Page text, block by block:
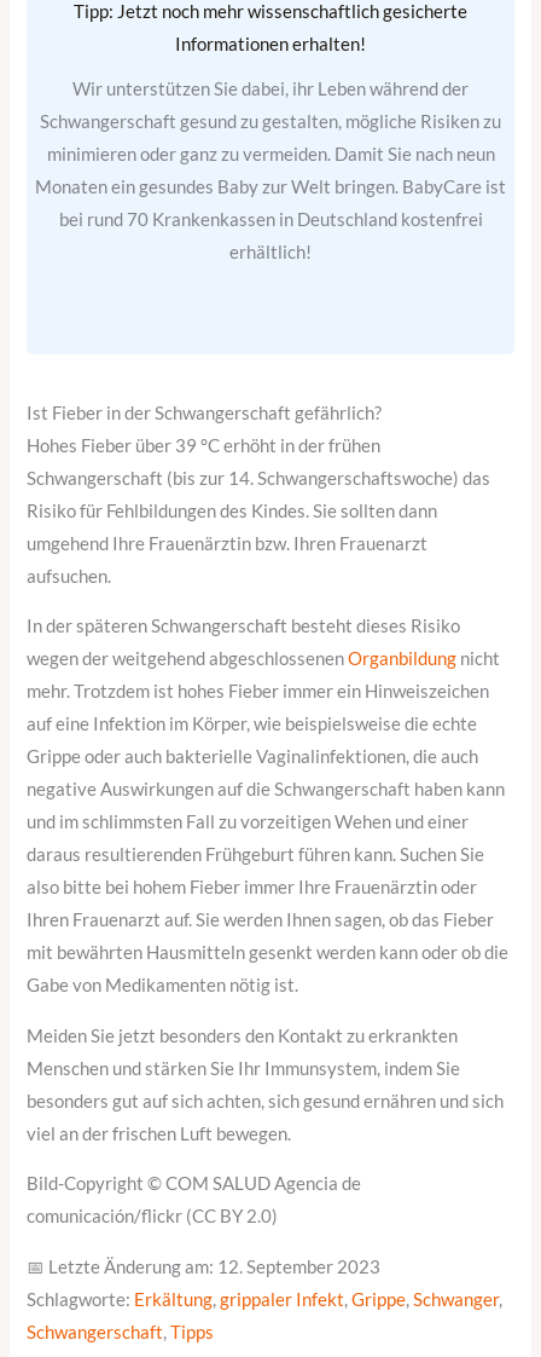
Tipp: Jetzt noch mehr wissenschaftlich gesicherte
Informationen erhalten!
Wir unterstützen Sie dabei, ihr Leben während der
Schwangerschaft gesund zu gestalten, mögliche Risiken zu
minimieren oder ganz zu vermeiden. Damit Sie nach neun
Monaten ein gesundes Baby zur Welt bringen. BabyCare ist
bei rund 70 Krankenkassen in Deutschland kostenfrei
erhältlich!
Ist Fieber in der Schwangerschaft gefährlich?
Hohes Fieber über 39 °C erhöht in der frühen
Schwangerschaft (bis zur 14. Schwangerschaftswoche) das
Risiko für Fehlbildungen des Kindes. Sie sollten dann
umgehend Ihre Frauenärztin bzw. Ihren Frauenarzt
aufsuchen.
In der späteren Schwangerschaft besteht dieses Risiko
wegen der weitgehend abgeschlossenenOrganbildung nicht
mehr. Trotzdem ist hohes Fieber immer ein Hinweiszeichen
auf eine Infektion im Körper, wie beispielsweise die echte
Grippe oder auch bakterielle Vaginalinfektionen, die auch
negative Auswirkungen auf die Schwangerschaft haben kann
und im schlimmsten Fall zu vorzeitigen Wehen und einer
daraus resultierenden Frühgeburt führen kann. Suchen Sie
also bitte bei hohem Fieber immer Ihre Frauenärztin oder
Ihren Frauenarzt auf. Sie werden Ihnen sagen, ob das Fieber
mit bewährten Hausmitteln gesenkt werden kann oder ob die
Gabe von Medikamenten nötig ist.
Meiden Sie jetzt besonders den Kontakt zu erkrankten
Menschen und stärken Sie Ihr Immunsystem, indem Sie
besonders gut auf sich achten, sich gesund ernähren und sich
viel an der frischen Luft bewegen.
Bild-Copyright © COM SALUD Agencia de
comunicación/flickr (CC BY 2.0)
📅 Letzte Änderung am: 12. September 2023
Schlagworte: Erkältung,grippaler Infekt,Grippe,Schwanger,
Schwangerschaft,Tipps